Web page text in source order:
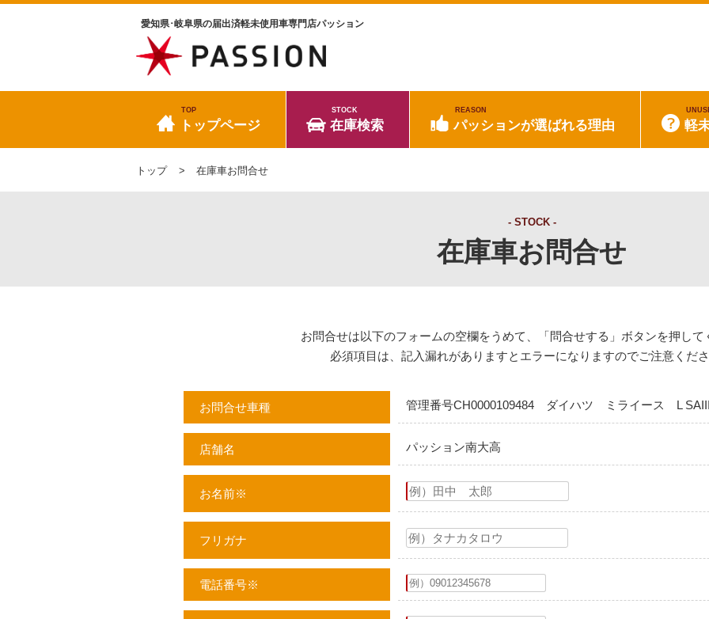
愛知県･岐阜県の届出済軽未使用車専門店パッション
TOP
トップページ
STOCK
在庫検索
REASON
パッションが選ばれる理由 軽
トップ 在庫車お問合せ
STOCK
在庫車お問合せ
お問合せは以下のフォームの空欄をうめて、「問合せする」ボタンを押して
必須項目は、記入漏れがありますとエラーになりますのでご注意くださ
お問合せ車種 管理番号CH0000109484 ダイハツ ミライース L
店舗名 パッション南大高
お名前※
フリガナ
電話番号※